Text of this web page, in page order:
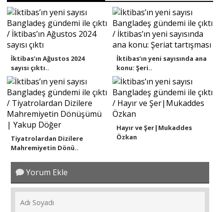
İktibas’ın Ağustos 2024
sayısı çıktı..
İktibas’ın yeni sayısında ana
konu: Şeri..
Tiyatrolardan Dizilere
Mahremiyetin Dönü..
Hayır ve Şer|Mukaddes
Özkan
Yorum Ekle